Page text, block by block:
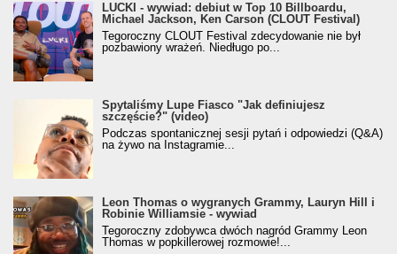
LUCKI - wywiad: debiut w Top 10 Billboardu,
Michael Jackson, Ken Carson (CLOUT Festival)
Tegoroczny CLOUT Festival zdecydowanie nie był
pozbawiony wrażeń. Niedługo po...
Spytaliśmy Lupe Fiasco "Jak definiujesz
szczęście?" (video)
Podczas spontanicznej sesji pytań i odpowiedzi (Q&A)
na żywo na Instagramie...
Leon Thomas o wygranych Grammy, Lauryn Hill i
Robinie Williamsie - wywiad
Tegoroczny zdobywca dwóch nagród Grammy Leon
Thomas w popkillerowej rozmowie!...